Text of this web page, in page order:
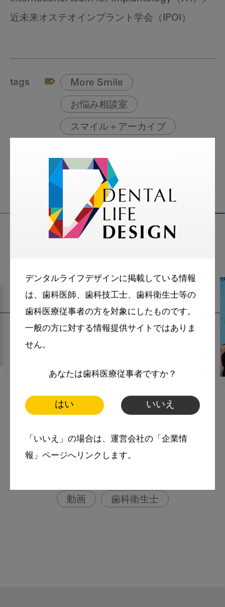
デンタルライフデザインに掲載している情報
は、歯科医師、歯科技工士、歯科衛生士等の
歯科医療従事者の方を対象にしたものです。
一般の方に対する情報提供サイトではありま
せん。
あなたは歯科医療従事者ですか？
はい いいえ
「いいえ」の場合は、運営会社の「企業情
報」ページへリンクします。
近未来オステオインプラント学会（IPOI）
tags More Smile
お悩み相談室
スマイル＋アーカイブ
舌苔について教えてください
More Smile
お悩み相談室
動画 歯科衛生士